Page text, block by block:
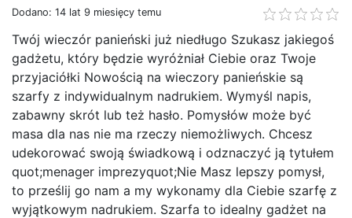
Dodano: 14 lat 9 miesięcy temu
Twój wieczór panieński już niedługo Szukasz jakiegoś
gadżetu, który będzie wyróżniał Ciebie oraz Twoje
przyjaciółki Nowością na wieczory panieńskie są
szarfy z indywidualnym nadrukiem. Wymyśl napis,
zabawny skrót lub też hasło. Pomysłów może być
masa dla nas nie ma rzeczy niemożliwych. Chcesz
udekorować swoją świadkową i odznaczyć ją tytułem
quot;menager imprezyquot;Nie Masz lepszy pomysł,
to prześlij go nam a my wykonamy dla Ciebie szarfę z
wyjątkowym nadrukiem. Szarfa to idealny gadżet na